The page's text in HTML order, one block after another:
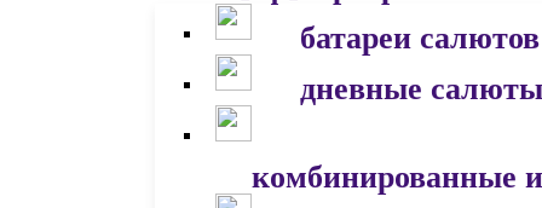
батареи салютов
дневные салюты
комбинированные